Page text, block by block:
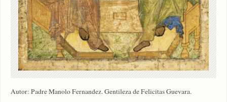
Autor: Padre Manolo Fernandez. Gentileza de Felicitas Guevara.